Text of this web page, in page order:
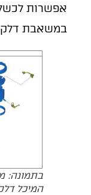
אפשרות
במשאבת דלק
בתמונה:
המיכל